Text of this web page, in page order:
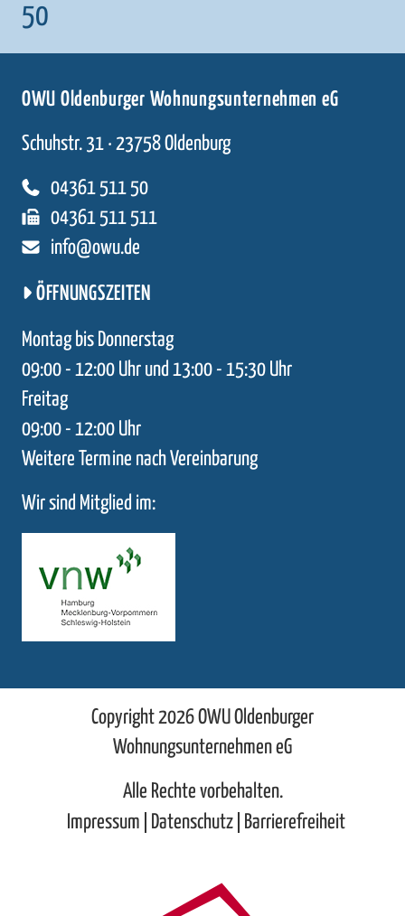
50
OWU Oldenburger Wohnungsunternehmen eG
Schuhstr. 31 · 23758 Oldenburg
04361 511 50
04361 511 511
info@owu.de
ÖFFNUNGSZEITEN
Montag bis Donnerstag
09:00 - 12:00 Uhr und 13:00 - 15:30 Uhr
Freitag
09:00 - 12:00 Uhr
Weitere Termine nach Vereinbarung
Wir sind Mitglied im:
Copyright 2026 OWU Oldenburger
Wohnungsunternehmen eG
Alle Rechte vorbehalten.
Impressum
Datenschutz Barrierefreiheit